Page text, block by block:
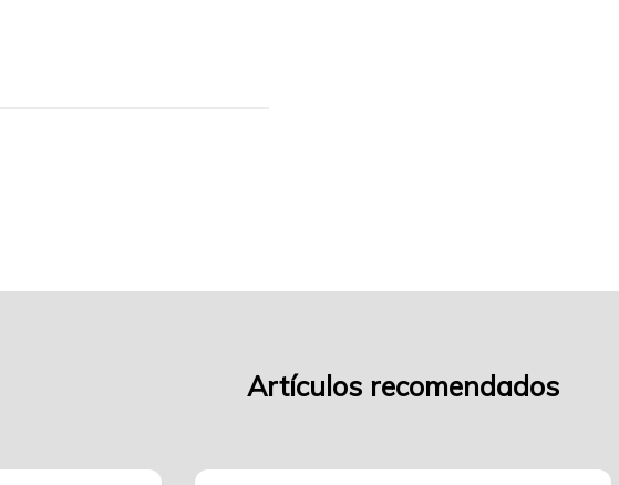
Artículos recomendados